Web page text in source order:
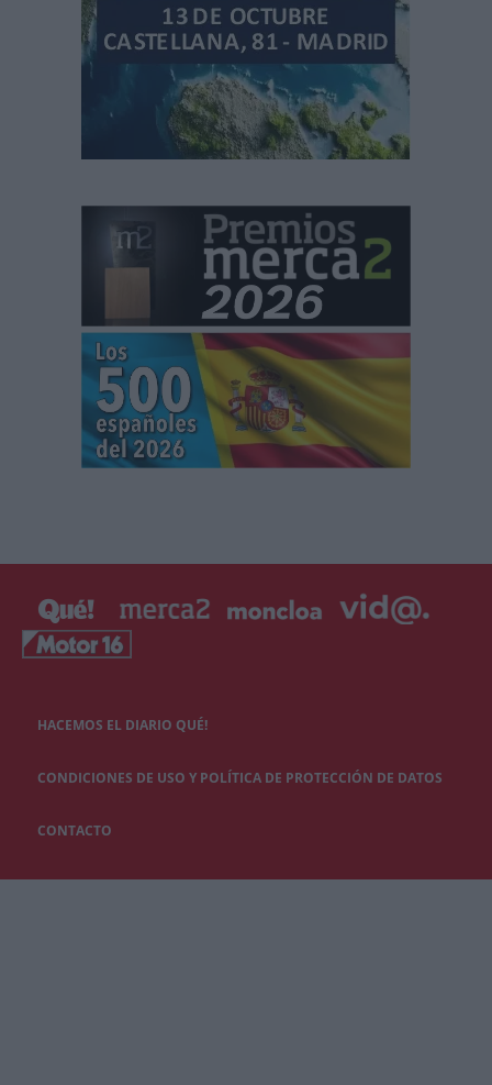
HACEMOS EL DIARIO QUÉ!
CONDICIONES DE USO Y POLÍTICA DE PROTECCIÓN DE DATOS
CONTACTO